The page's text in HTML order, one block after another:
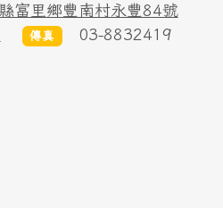
富里鄉豐南村永豐84號
傳真 03-8832419